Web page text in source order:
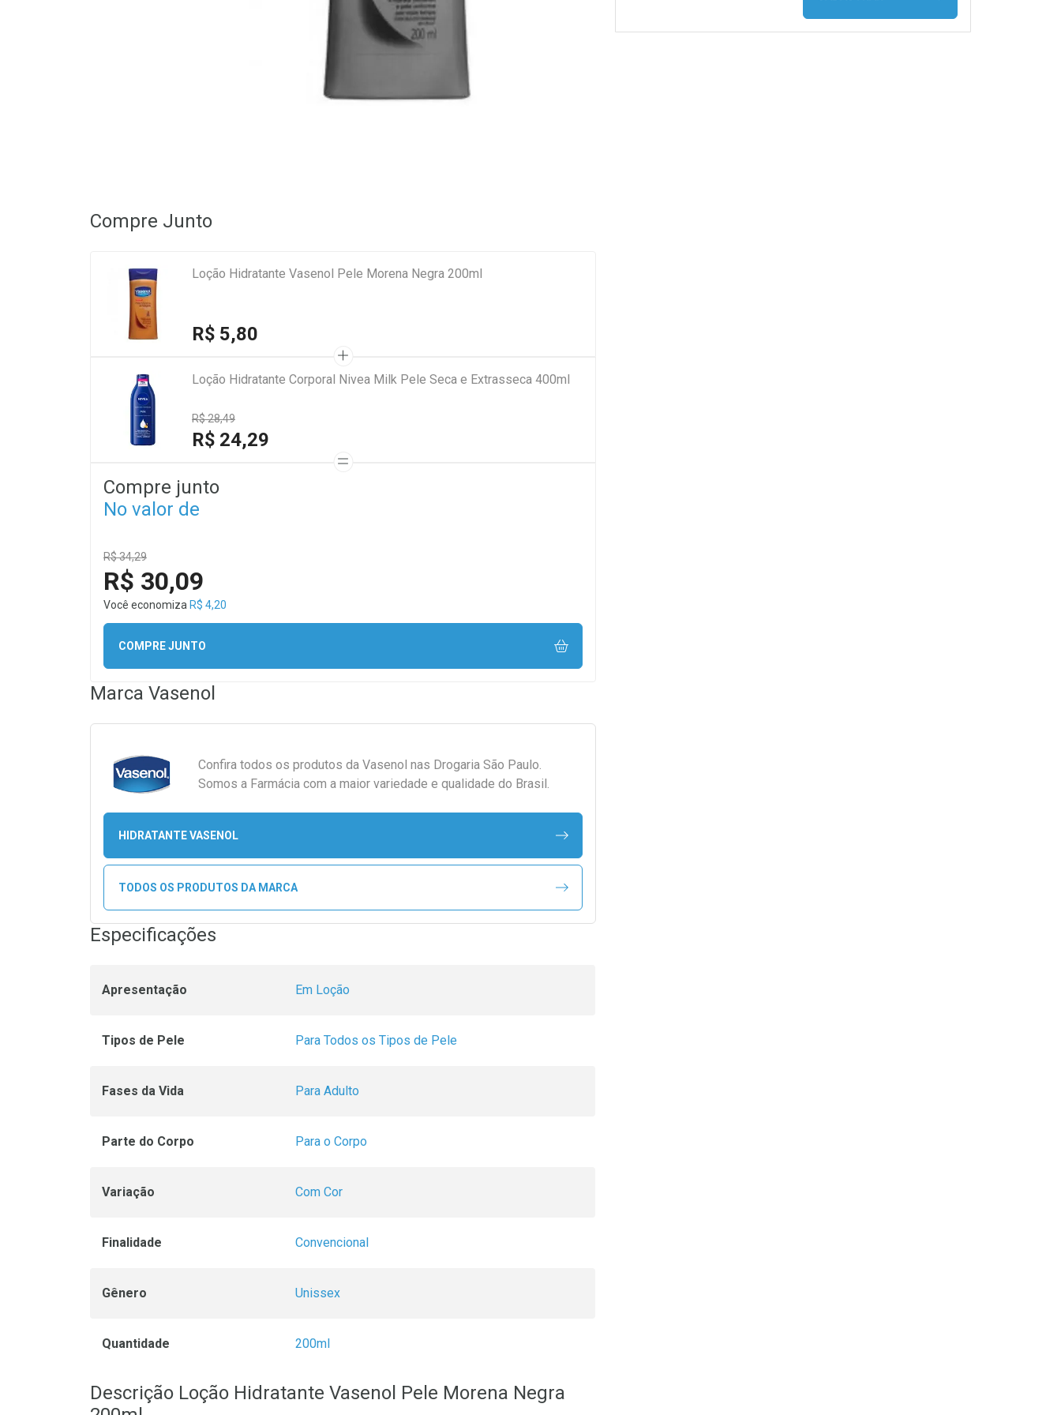
Compre Junto
Loção Hidratante Vasenol Pele Morena Negra 200ml
R$ 5,80
Loção Hidratante Corporal Nivea Milk Pele Seca e Extrasseca 400ml
R$ 28,49
R$ 24,29
Compre junto
No valor de
R$ 34,29
R$ 30,09
Você economiza R$ 4,20
COMPRE JUNTO
Marca Vasenol
Confira todos os produtos da Vasenol nas Drogaria São Paulo.
Somos a Farmácia com a maior variedade e qualidade do Brasil.
HIDRATANTE VASENOL
TODOS OS PRODUTOS DA MARCA
Especificações
Apresentação Em Loção
Tipos de Pele Para Todos os Tipos de Pele
Fases da Vida Para Adulto
Parte do Corpo Para o Corpo
Variação Com Cor
Finalidade Convencional
Gênero Unissex
Quantidade 200ml
Descrição Loção Hidratante Vasenol Pele Morena Negra